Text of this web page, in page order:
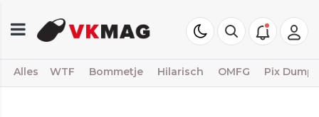
Alles WTF Bommetje Hilarisch OMFG Pix Dump